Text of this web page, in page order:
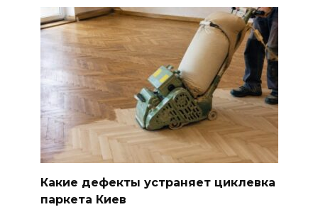
Какие дефекты устраняет циклевка
паркета Киев